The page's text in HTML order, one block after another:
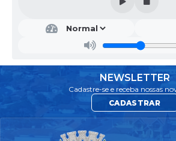
ETO
CA
O
F.ª
NEWSLETTER
Cadastre-se e receba nossas
CADASTRAR